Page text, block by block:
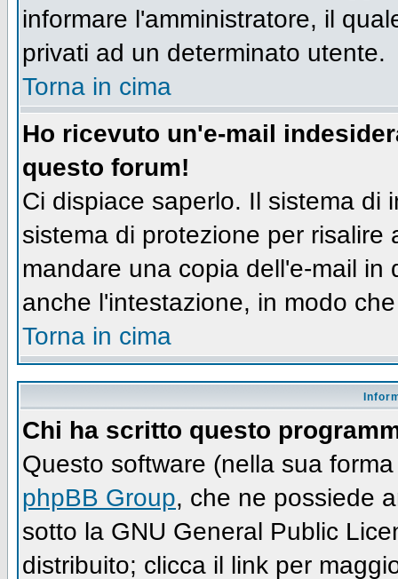
informare l'amministratore, il
privati ad un determinato utente.
Torna in cima
Ho ricevuto un'e-mail
questo forum!
Ci dispiace saperlo. Il sistema di
sistema di protezione per
mandare una copia dell'e-mail
anche l'intestazione, in modo
Torna in cima
Chi ha scritto questo
Questo software (nella sua
phpBB Group, che ne possiede
sotto la GNU General Public
distribuito; clicca il link per